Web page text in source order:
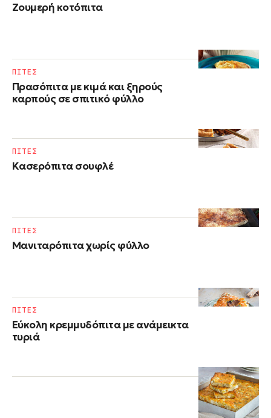
Ζουμερή κοτόπιτα
Πρασόπιτα με κιμά και ξηρούς
καρπούς σε σπιτικό φύλλο
ΠΙΤΕΣ
Kασερόπιτα σουφλέ
ΠΙΤΕΣ
Μανιταρόπιτα χωρίς φύλλο
ΠΙΤΕΣ
Εύκολη κρεμμυδόπιτα με ανάμεικτα
τυριά
ΠΙΤΕΣ